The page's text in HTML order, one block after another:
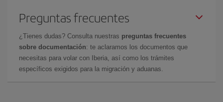
Preguntas frecuentes
¿Tienes dudas? Consulta nuestras preguntas frecuentes
sobre documentación: te aclaramos los documentos que
necesitas para volar con Iberia, así como los trámites
específicos exigidos para la migración y aduanas.